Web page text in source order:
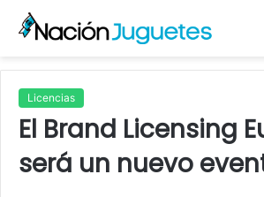
Licencias
El Brand Licensing
será un nuevo